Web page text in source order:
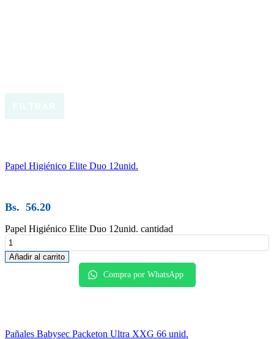
Papel Higiénico Elite Duo 12unid.
Bs. 56.20
Papel Higiénico Elite Duo 12unid. cantidad
Añadir al carrito
Compra por WhatsApp
Pañales Babysec Packeton Ultra XXG 66 unid.